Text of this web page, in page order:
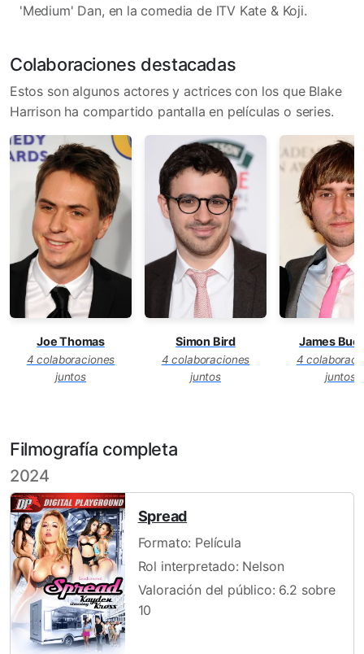
'Medium' Dan, en la comedia de ITV Kate & Koji.
Colaboraciones destacadas
Estos son algunos actores y actrices con los que Blake
Harrison ha compartido pantalla en películas o series.
Joe Thomas
4 colaboraciones
juntos
Simon Bird
4 colaboraciones
juntos
James
4
juntos
Filmografía completa
2024
Spread
Formato: Película
Rol interpretado: Nelson
Valoración del público: 6.2 sobre
10